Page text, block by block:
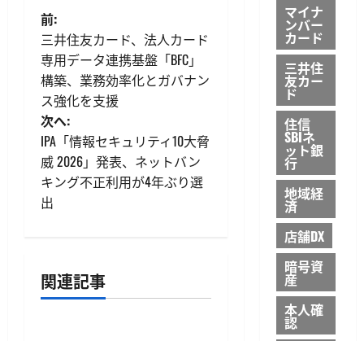
投
稿
ナ
ビ
ゲ
ー
ョ
ン
前:
三井住友カード、法人カード
専用データ連携基盤「BFC」
構築、業務効率化とガバナン
ス強化を支援
次へ:
IPA「情報セキュリティ10大脅
威 2026」発表、ネットバン
キング不正利用が4年ぶり選
出
関連記事
マイナ
ンバー
カード
三井住
友カー
ド
住信
SBIネ
ット銀
行
地域経
済
店舗DX
暗号資
産
本人確
認